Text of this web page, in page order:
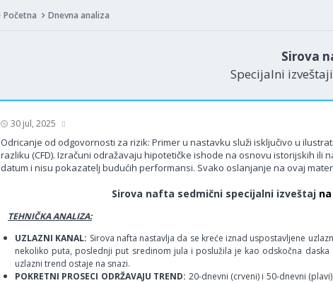
Početna Dnevna analiza
Sirova
Specijalni
30 jul, 2025
Odricanje od odgovornosti za rizik: Primer u nastavku služi isključivo u
razliku (CFD). Izračuni odražavaju hipotetičke ishode na osnovu istorijskih
datum i nisu pokazatelj budućih performansi. Svako oslanjanje na ovaj
Sirova nafta sedmični specijalni izveštaj
TEHNIČKA ANALIZA:
UZLAZNI KANAL: Sirova nafta nastavlja da se kreće iznad uspostavljene
nekoliko puta, poslednji put sredinom jula i poslužila je kao odskočna
uzlazni trend ostaje na snazi.
POKRETNI PROSECI ODRŽAVAJU TREND: 20-dnevni (crveni) i 50-dnevni